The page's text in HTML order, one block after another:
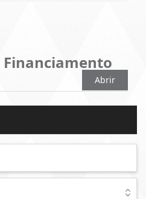
Financiamento
Abrir